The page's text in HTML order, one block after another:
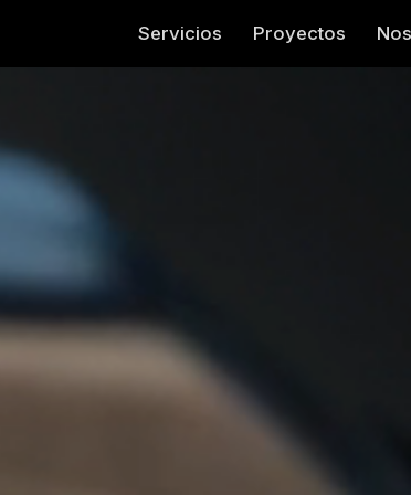
Servicios Proyectos